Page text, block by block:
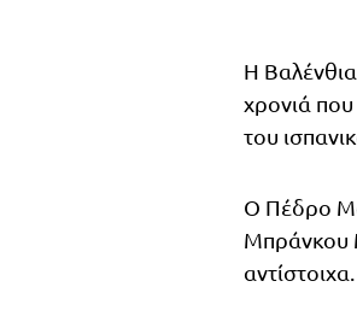
Η
χρονιά
του
Ο Πέδρο
Μπράνκου
αντίστοιχα.